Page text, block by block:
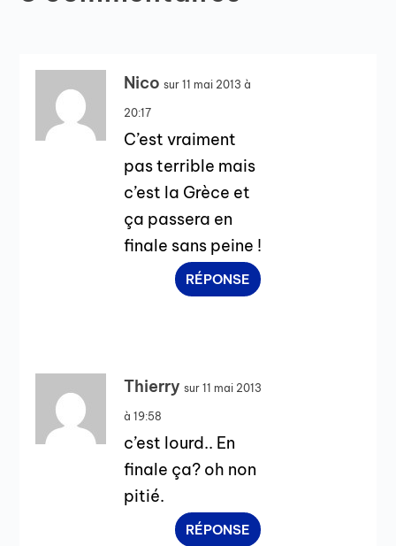
Nico sur 11 mai 2013 à
20:17
C’est vraiment
pas terrible mais
c’est la Grèce et
ça passera en
finale sans peine !
RÉPONSE
Thierry sur 11 mai 2013
à 19:58
c’est lourd.. En
finale ça? oh non
pitié.
RÉPONSE